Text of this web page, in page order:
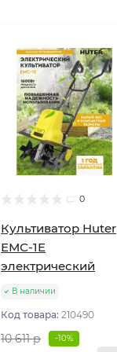
0
Культиватор Huter
ЕМС-1E
электрический
В наличии
Код товара: 210490
10 611 р -10%